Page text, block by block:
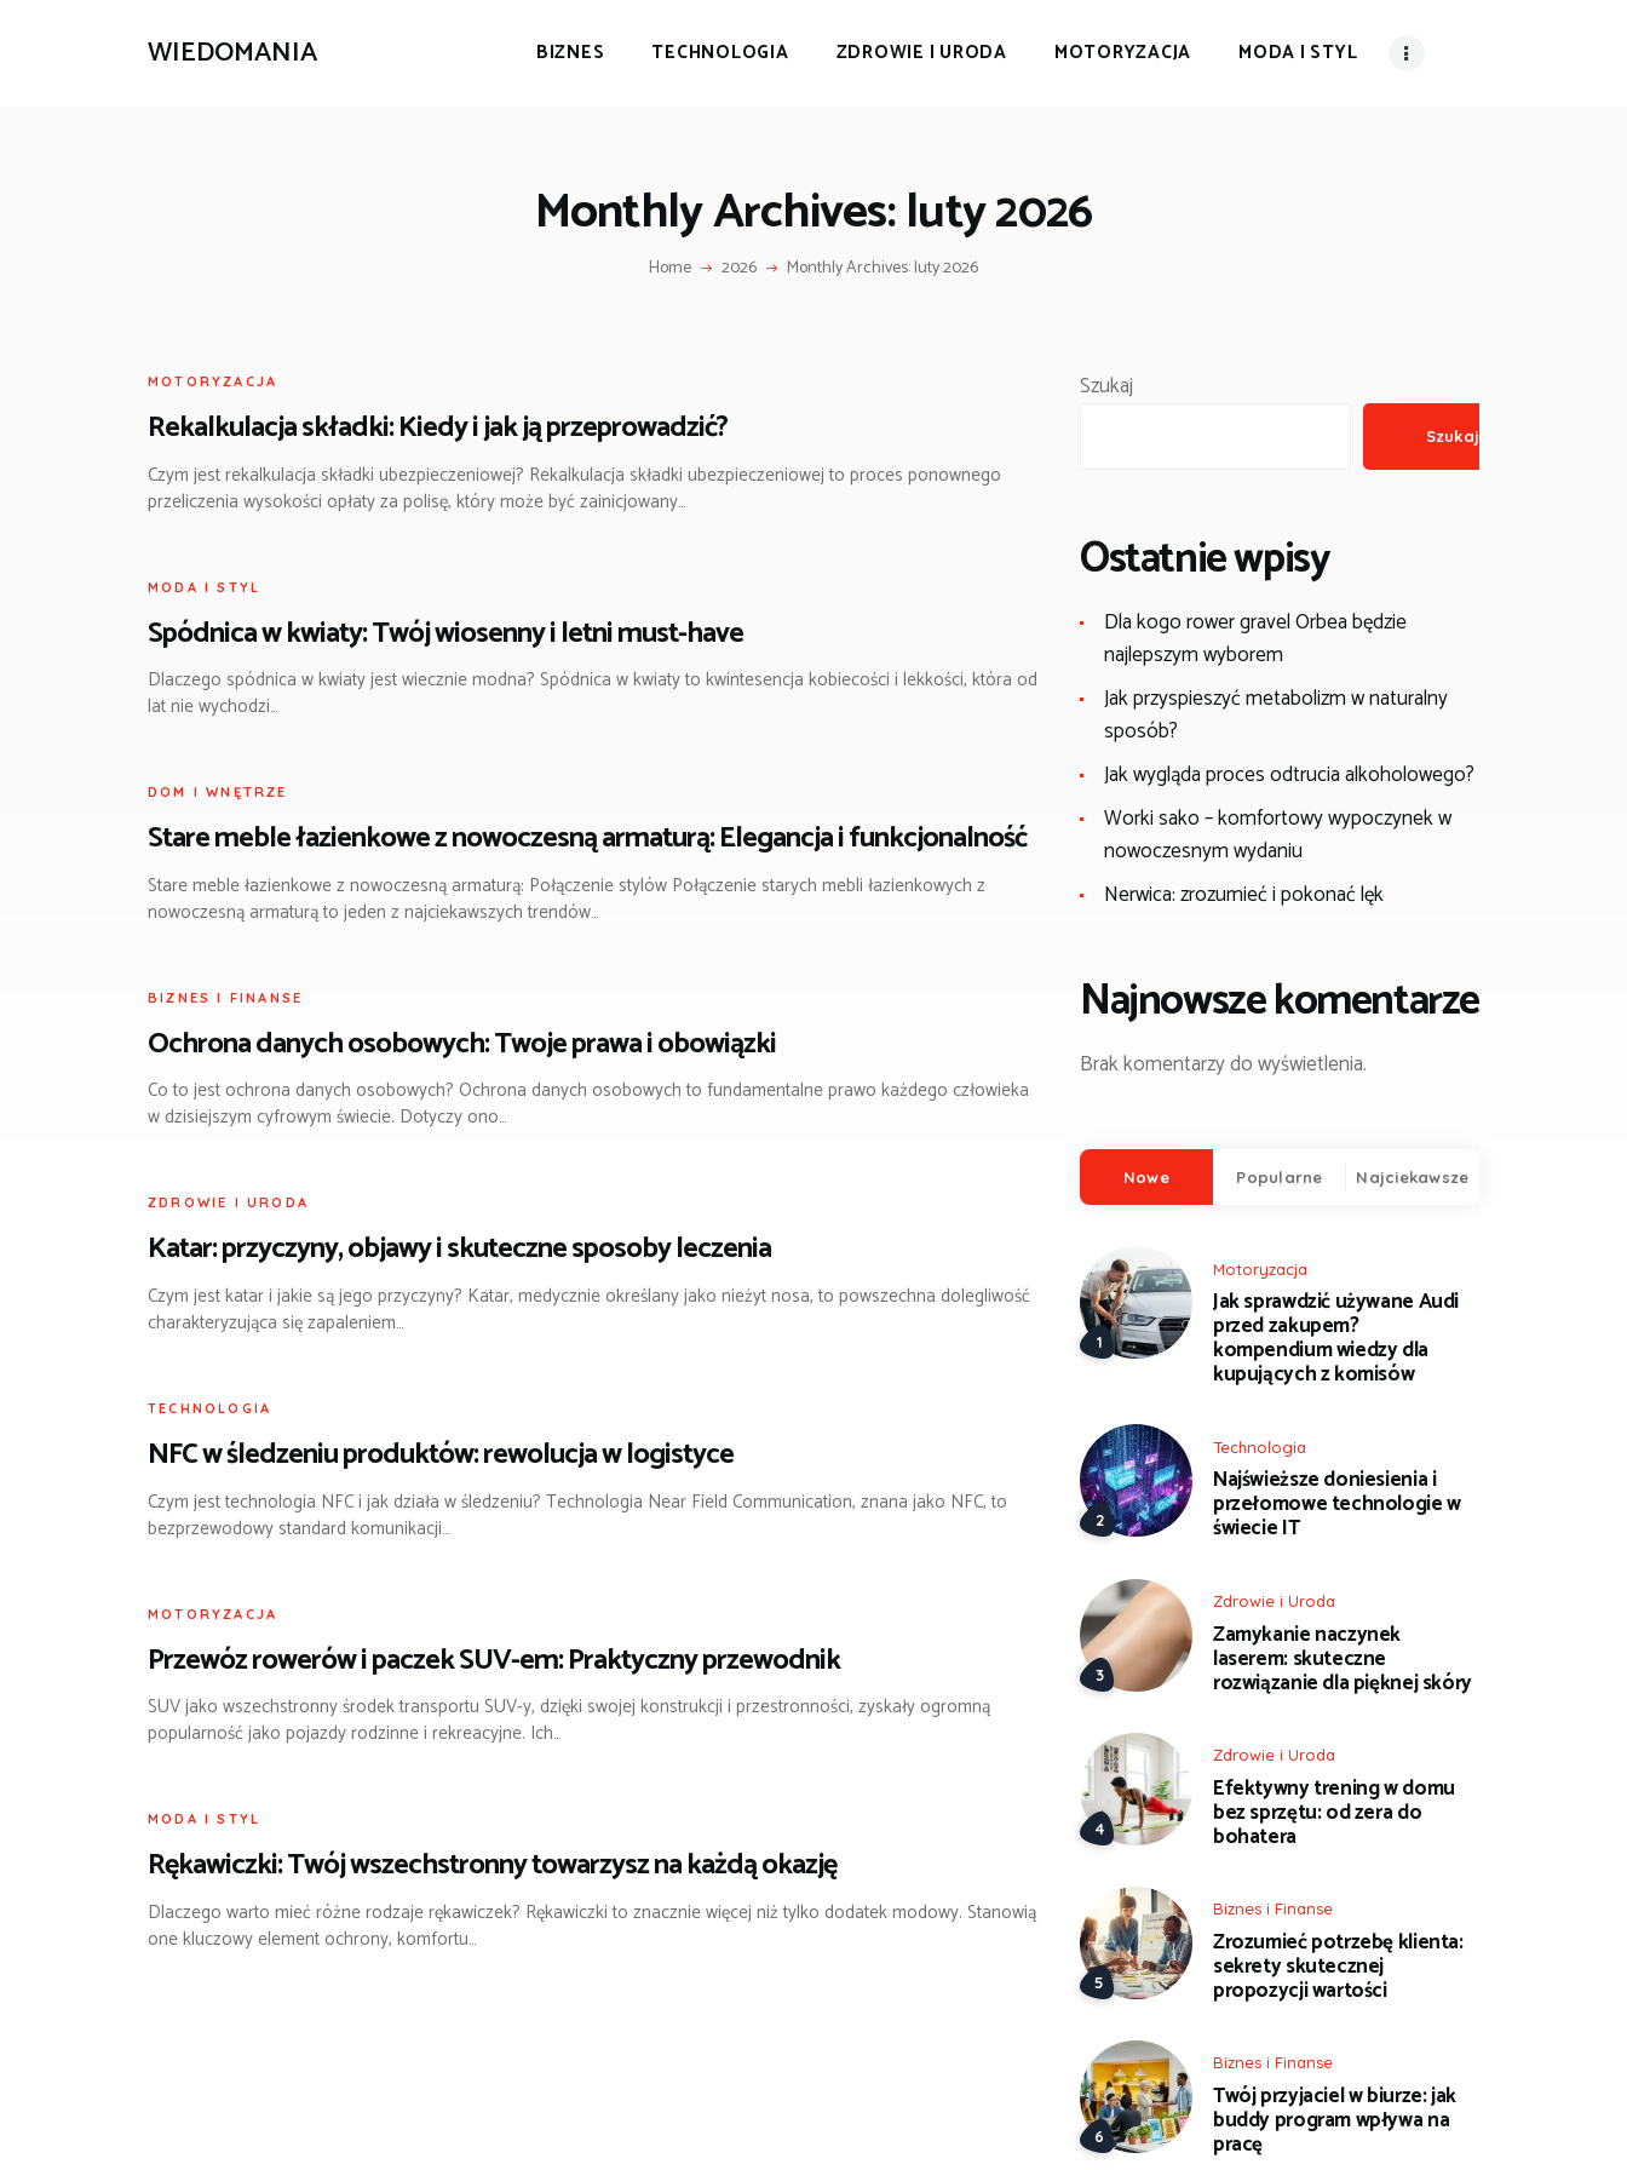
WIEDOMANIA BIZNES TECHNOLOGIA ZDROWIE I URODA MOTORYZACJA MODA I STYL
Monthly Archives: luty 2026
Home 2026 Monthly Archives: luty 2026
MOTORYZACJA
Rekalkulacja składki: Kiedy i jak ją przeprowadzić?
Czym jest rekalkulacja składki ubezpieczeniowej? Rekalkulacja składki ubezpieczeniowej to proces ponownego
przeliczenia wysokości opłaty za polisę, który może być zainicjowany…
MODA I STYL
Spódnica w kwiaty: Twój wiosenny i letni must-have
Dlaczego spódnica w kwiaty jest wiecznie modna? Spódnica w kwiaty to kwintesencja kobiecości i lekkości, która od
lat nie wychodzi…
DOM I WNĘTRZE
Stare meble łazienkowe z nowoczesną armaturą: Elegancja i funkcjonalność
Stare meble łazienkowe z nowoczesną armaturą: Połączenie stylów Połączenie starych mebli łazienkowych z
nowoczesną armaturą to jeden z najciekawszych trendów…
BIZNES I FINANSE
Ochrona danych osobowych: Twoje prawa i obowiązki
Co to jest ochrona danych osobowych? Ochrona danych osobowych to fundamentalne prawo każdego człowieka
w dzisiejszym cyfrowym świecie. Dotyczy ono…
ZDROWIE I URODA
Katar: przyczyny, objawy i skuteczne sposoby leczenia
Czym jest katar i jakie są jego przyczyny? Katar, medycznie określany jako nieżyt nosa, to powszechna dolegliwość
charakteryzująca się zapaleniem…
TECHNOLOGIA
NFC w śledzeniu produktów: rewolucja w logistyce
Czym jest technologia NFC i jak działa w śledzeniu? Technologia Near Field Communication, znana jako NFC, to
bezprzewodowy standard komunikacji…
MOTORYZACJA
Przewóz rowerów i paczek SUV-em: Praktyczny przewodnik
SUV jako wszechstronny środek transportu SUV-y, dzięki swojej konstrukcji i przestronności, zyskały ogromną
popularność jako pojazdy rodzinne i rekreacyjne. Ich…
MODA I STYL
Rękawiczki: Twój wszechstronny towarzysz na każdą okazję
Dlaczego warto mieć różne rodzaje rękawiczek? Rękawiczki to znacznie więcej niż tylko dodatek modowy. Stanowią
one kluczowy element ochrony, komfortu…
Szukaj
Szukaj
Ostatnie wpisy
Dla kogo rower gravel Orbea będzie
najlepszym wyborem
Jak przyspieszyć metabolizm w naturalny
sposób?
Jak wygląda proces odtrucia alkoholowego?
Worki sako – komfortowy wypoczynek w
nowoczesnym wydaniu
Nerwica: zrozumieć i pokonać lęk
Najnowsze komentarze
Brak komentarzy do wyświetlenia.
Nowe Popularne Najciekawsze
Motoryzacja
Jak sprawdzić używane Audi
przed zakupem?
kompendium wiedzy dla
kupujących z komisów
Technologia
Najświeższe doniesienia i
przełomowe technologie w
świecie IT
Zdrowie i Uroda
Zamykanie naczynek
laserem: skuteczne
rozwiązanie dla pięknej skóry
Zdrowie i Uroda
Efektywny trening w domu
bez sprzętu: od zera do
bohatera
Biznes i Finanse
Zrozumieć potrzebę klienta:
sekrety skutecznej
propozycji wartości
Biznes i Finanse
Twój przyjaciel w biurze: jak
buddy program wpływa na
pracę